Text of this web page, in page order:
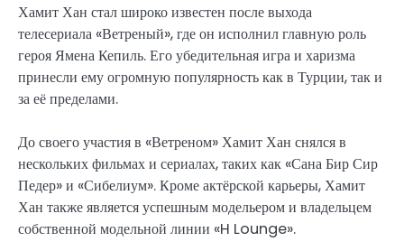
Хамит Хан стал широко известен после выхода
телесериала «Ветреный», где он исполнил главную роль
героя Ямена Кепиль. Его убедительная игра и харизма
принесли ему огромную популярность как в Турции, так и
за её пределами.
До своего участия в «Ветреном» Хамит Хан снялся в
нескольких фильмах и сериалах, таких как «Сана Бир Сир
Педер» и «Сибелиум». Кроме актёрской карьеры, Хамит
Хан также является успешным модельером и владельцем
собственной модельной линии «H Lounge».